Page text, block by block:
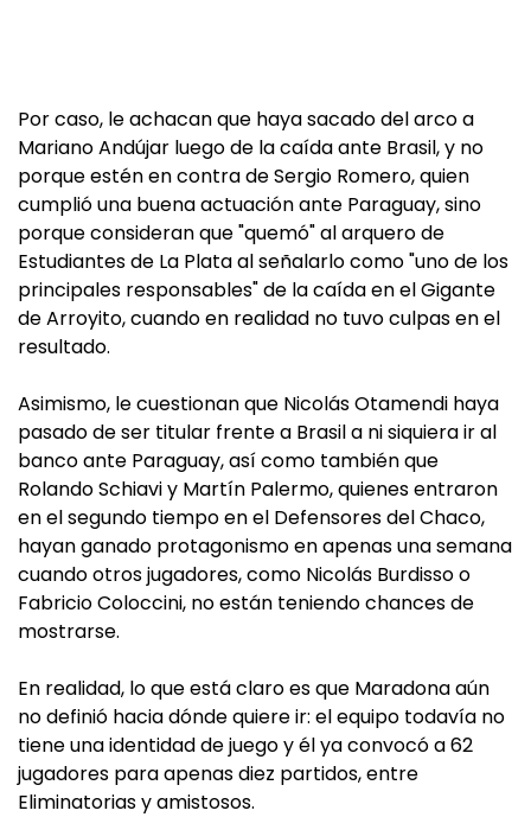
Por caso, le achacan que haya sacado del arco a
Mariano Andújar luego de la caída ante Brasil, y no
porque estén en contra de Sergio Romero, quien
cumplió una buena actuación ante Paraguay, sino
porque consideran que "quemó" al arquero de
Estudiantes de La Plata al señalarlo como "uno de los
principales responsables" de la caída en el Gigante
de Arroyito, cuando en realidad no tuvo culpas en el
resultado.
Asimismo, le cuestionan que Nicolás Otamendi haya
pasado de ser titular frente a Brasil a ni siquiera ir al
banco ante Paraguay, así como también que
Rolando Schiavi y Martín Palermo, quienes entraron
en el segundo tiempo en el Defensores del Chaco,
hayan ganado protagonismo en apenas una semana
cuando otros jugadores, como Nicolás Burdisso o
Fabricio Coloccini, no están teniendo chances de
mostrarse.
En realidad, lo que está claro es que Maradona aún
no definió hacia dónde quiere ir: el equipo todavía no
tiene una identidad de juego y él ya convocó a 62
jugadores para apenas diez partidos, entre
Eliminatorias y amistosos.